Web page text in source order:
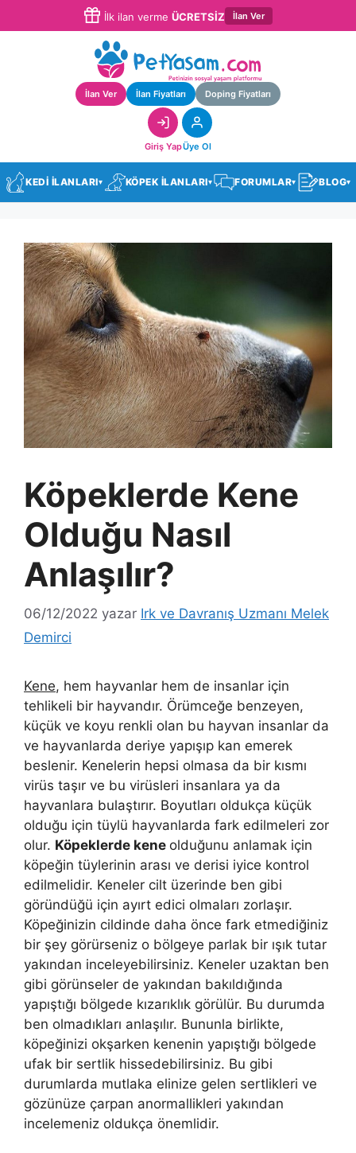
İlk ilan verme ÜCRETSİZ İlan Ver
İlan Ver İlan Fiyatları Doping Fiyatları
Giriş YapÜye Ol
KEDİ İLANLARI▾ KÖPEK İLANLARI▾ FORUMLAR▾ BLOG▾
Köpeklerde Kene
Olduğu Nasıl
Anlaşılır?
06/12/2022 yazar Irk ve Davranış Uzmanı Melek
Demirci
Kene, hem hayvanlar hem de insanlar için
tehlikeli bir hayvandır. Örümceğe benzeyen,
küçük ve koyu renkli olan bu hayvan insanlar da
ve hayvanlarda deriye yapışıp kan emerek
beslenir. Kenelerin hepsi olmasa da bir kısmı
virüs taşır ve bu virüsleri insanlara ya da
hayvanlara bulaştırır. Boyutları oldukça küçük
olduğu için tüylü hayvanlarda fark edilmeleri zor
olur. Köpeklerde kene olduğunu anlamak için
köpeğin tüylerinin arası ve derisi iyice kontrol
edilmelidir. Keneler cilt üzerinde ben gibi
göründüğü için ayırt edici olmaları zorlaşır.
Köpeğinizin cildinde daha önce fark etmediğiniz
bir şey görürseniz o bölgeye parlak bir ışık tutar
yakından inceleyebilirsiniz. Keneler uzaktan ben
gibi görünseler de yakından bakıldığında
yapıştığı bölgede kızarıklık görülür. Bu durumda
ben olmadıkları anlaşılır. Bununla birlikte,
köpeğinizi okşarken kenenin yapıştığı bölgede
ufak bir sertlik hissedebilirsiniz. Bu gibi
durumlarda mutlaka elinize gelen sertlikleri ve
gözünüze çarpan anormallikleri yakından
incelemeniz oldukça önemlidir.